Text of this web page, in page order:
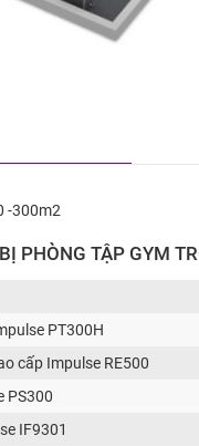
-300m2
PHÒNG TẬP GYM
PT300H
cấp Impulse RE500
PS300
IF9301